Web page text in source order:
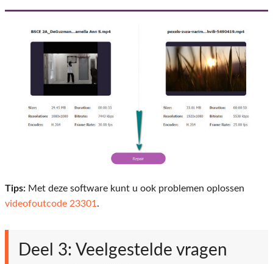
Tips: Met deze software kunt u ook problemen oplossen
videofoutcode 23301 .
Deel 3: Veelgestelde vragen